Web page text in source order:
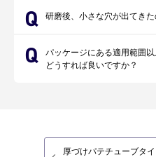
研磨後、小さな穴が出てきた
パッケージにある適用範囲
どうすれば良いですか？
厚づけパテチューブタ